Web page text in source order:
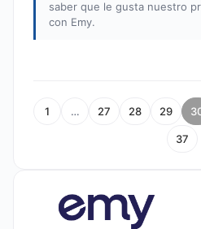
saber que le gusta nuestro
con Emy.
1 … 27 28 29
37